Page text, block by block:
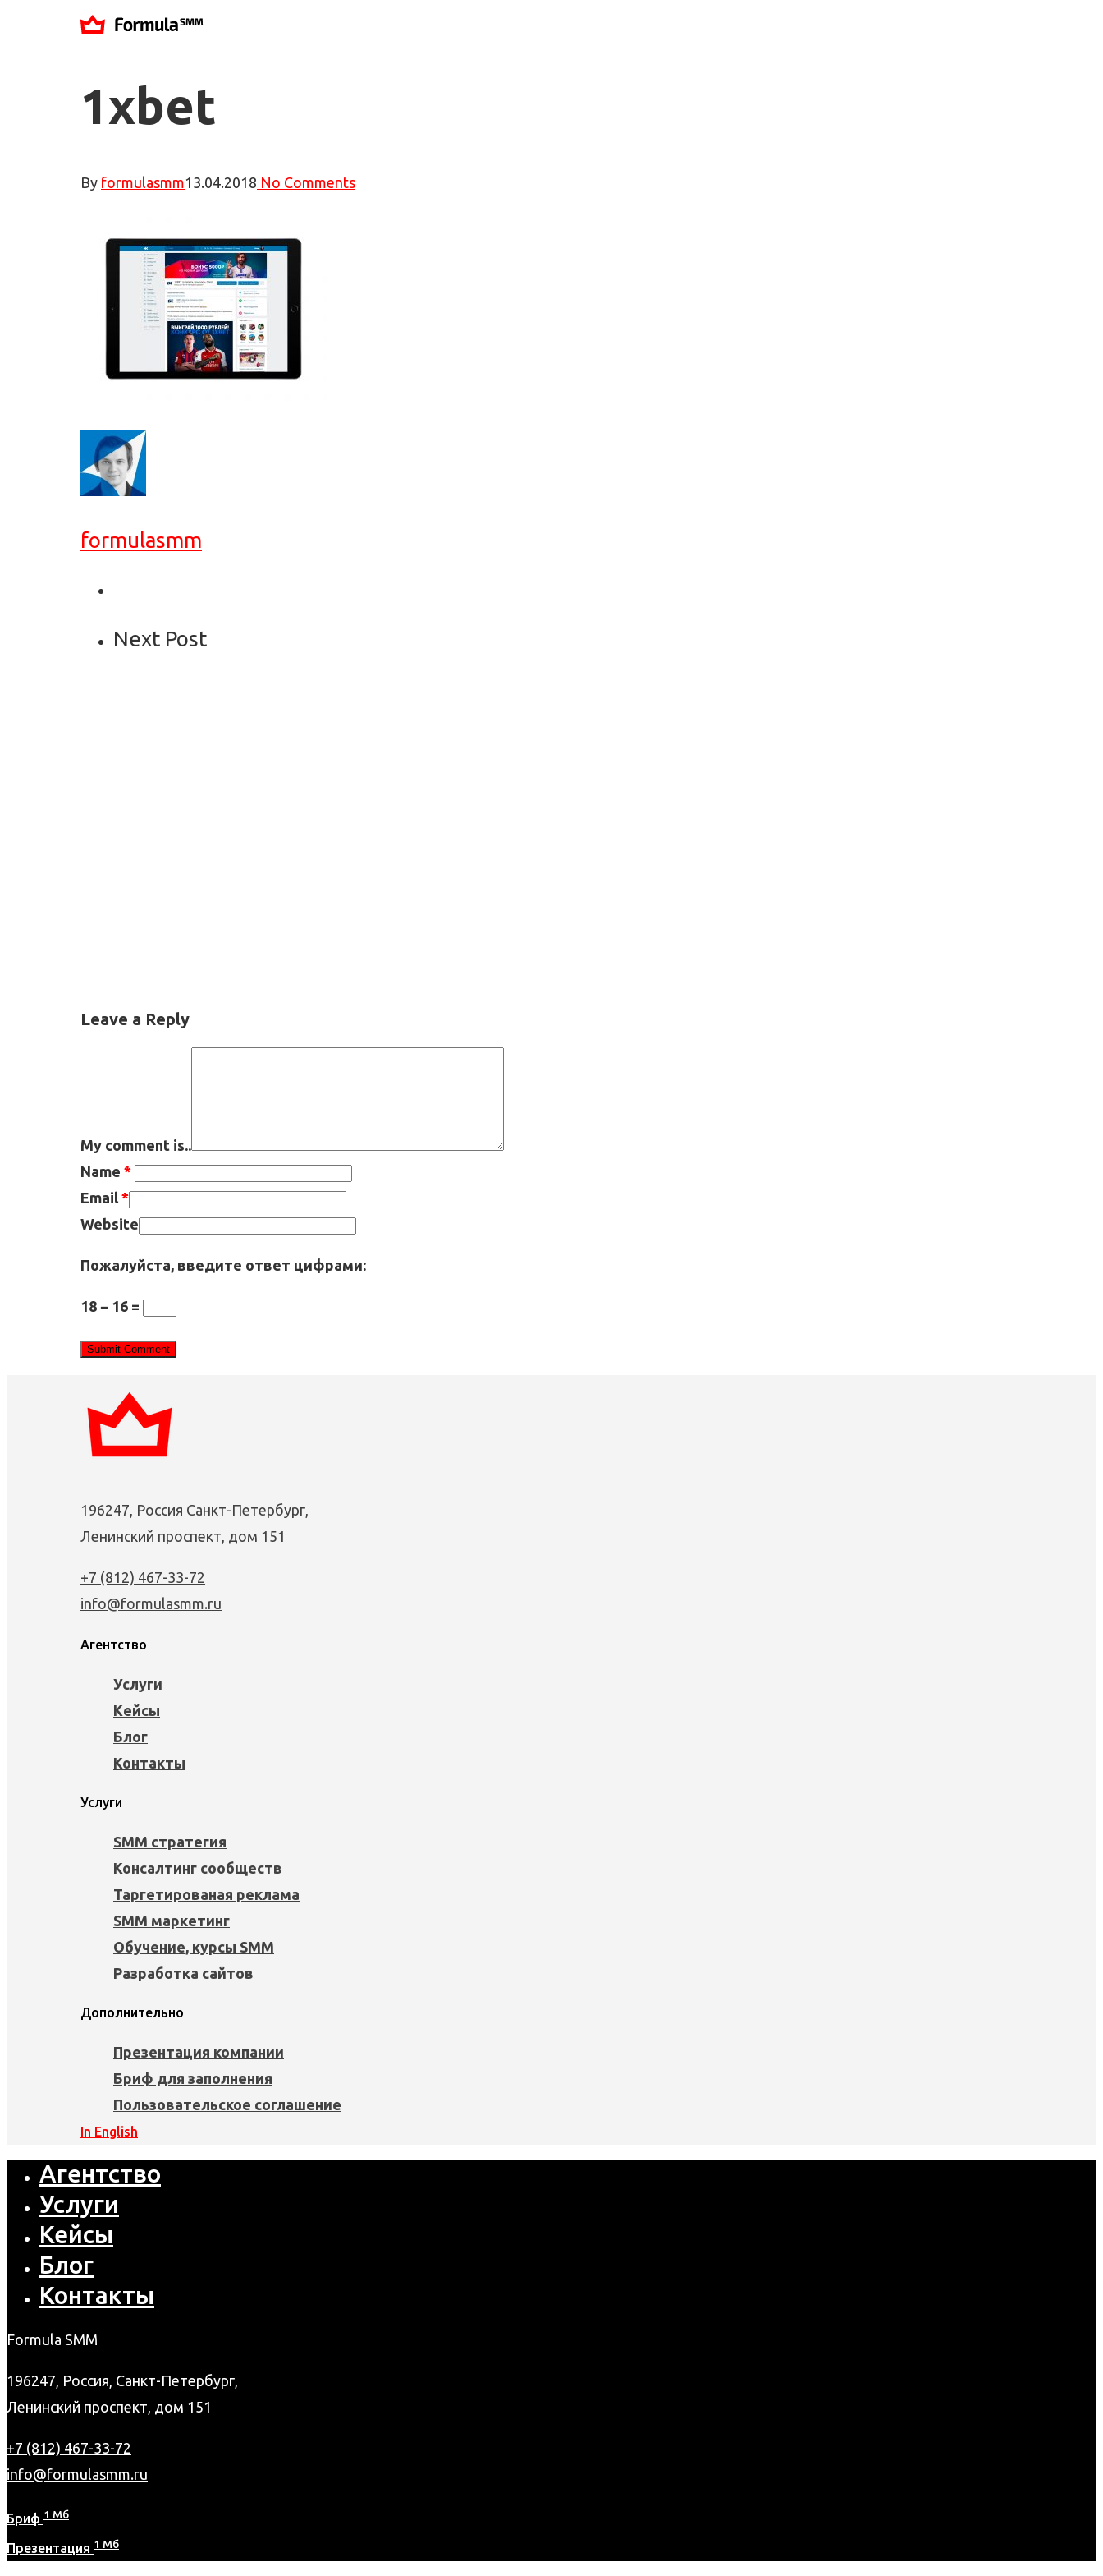
1xbet
By formulasmm13.04.2018 No Comments
formulasmm
Next Post
Leave a Reply
My comment is..
Name *
Email *
Website
Пожалуйста, введите ответ цифрами:
18 − 16 =
196247, Россия Санкт-Петербург,
Ленинский проспект, дом 151
+7 (812) 467-33-72
info@formulasmm.ru
Агентство
Услуги
Кейсы
Блог
Контакты
Услуги
SMM стратегия
Консалтинг сообществ
Таргетированая реклама
SMM маркетинг
Обучение, курсы SMM
Разработка сайтов
Дополнительно
Презентация компании
Бриф для заполнения
Пользовательское соглашение
In English
Агентство
Услуги
Кейсы
Блог
Контакты
Formula SMM
196247, Россия, Санкт-Петербург,
Ленинский проспект, дом 151
+7 (812) 467-33-72
info@formulasmm.ru
Бриф 1 Мб
Презентация 1 Мб